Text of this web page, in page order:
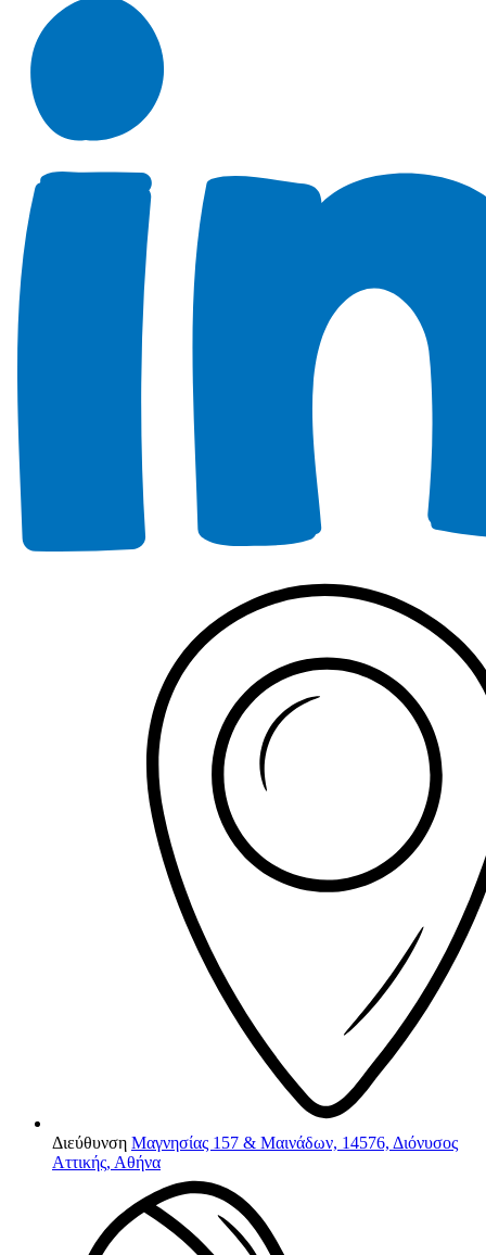
Διεύθυνση Μαγνησίας 157 & Μαινάδων, 14576, Διόνυσος
Αττικής, Αθήνα